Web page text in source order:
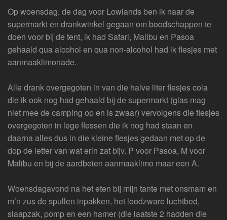
Op woensdag, de dag voor Lowlands ben ik naar de
supermarkt en drankwinkel gegaan om boodschappen te
doen voor bij de tent, ik had Safari, Malibu en Pasoa
gehaald qua alcohol en qua non-alcohol had ik flesjes met
aanmaaklimonade.
Alle drank overgegoten in van die halve liter flesjes cola
die ik ook nog had gehaald bij de supermarkt (glas mag
niet mee de camping op en is zwaar) vervolgens die flesjes
overgegoten in lege flessen die ik nog had staan en
daarna alles dus in die kleine flesjes gedaan met op de
dop de letter van wat erin zat bijv. P voor Pasoa, M voor
Malibu en bij de aardbeien aanmaaklimo maar een A.
Woensdagavond na het eten bij mijn tante met onsmam en
m’n zus de spullen inpakken, het loodzware luchtbed,
slaapzak, pomp en een hamer (die laatste 2 hadden die